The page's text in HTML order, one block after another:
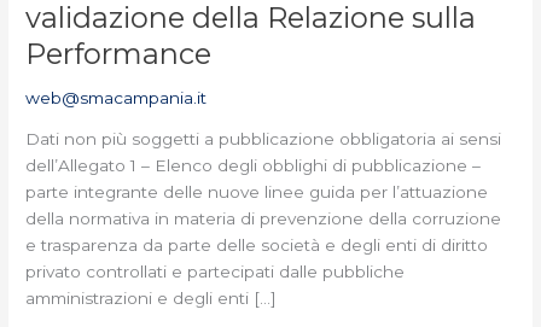
validazione della Relazione sulla
Performance
web@smacampania.it
Dati non più soggetti a pubblicazione obbligatoria ai sensi
dell’Allegato 1 – Elenco degli obblighi di pubblicazione –
parte integrante delle nuove linee guida per l’attuazione
della normativa in materia di prevenzione della corruzione
e trasparenza da parte delle società e degli enti di diritto
privato controllati e partecipati dalle pubbliche
amministrazioni e degli enti […]
di
validazione
Relazione
sulla
Performance